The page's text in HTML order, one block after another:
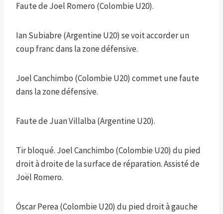
Faute de Joel Romero (Colombie U20).
Ian Subiabre (Argentine U20) se voit accorder un
coup franc dans la zone défensive.
Joel Canchimbo (Colombie U20) commet une faute
dans la zone défensive.
Faute de Juan Villalba (Argentine U20).
Tir bloqué. Joel Canchimbo (Colombie U20) du pied
droit à droite de la surface de réparation. Assisté de
Joël Romero.
Óscar Perea (Colombie U20) du pied droit à gauche